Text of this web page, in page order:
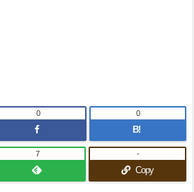
0
B!
0
7
Copy
-